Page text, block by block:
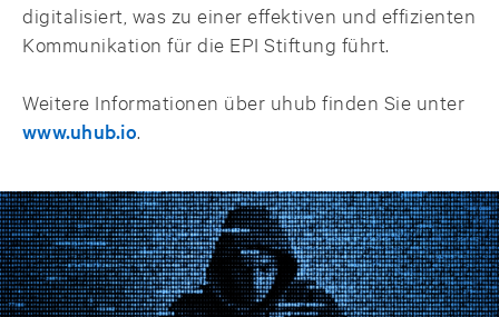
digitalisiert, was zu einer effektiven und effizienten
Kommunikation für die EPI Stiftung führt.
Weitere Informationen über uhub finden Sie unter
www.uhub.io.